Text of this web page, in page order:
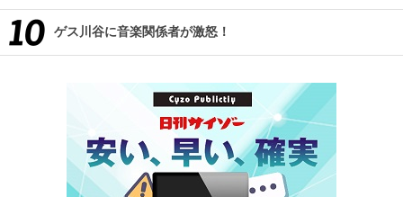
ゲス川谷に音楽関係者が激怒！